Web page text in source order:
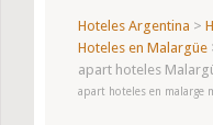
Hoteles Argentina >
Hoteles en Malargüe
apart hoteles
apart hoteles en malarge